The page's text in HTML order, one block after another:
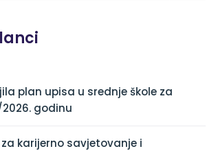
plan upisa u srednje škole za
godinu
karijerno savjetovanje i